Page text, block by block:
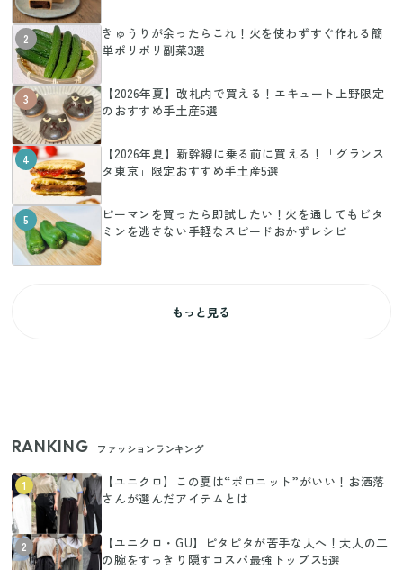
2
きゅうりが余ったらこれ！火を使わずすぐ作れる簡
単ポリポリ副菜3選
3
【2026年夏】改札内で買える！エキュート上野限定
のおすすめ手土産5選
4
【2026年夏】新幹線に乗る前に買える！「グランス
タ東京」限定おすすめ手土産5選
5
ピーマンを買ったら即試したい！火を通してもビタ
ミンを逃さない手軽なスピードおかずレシピ
もっと見る
RANKING ファッションランキング
1
【ユニクロ】この夏は“ポロニット”がいい！お洒落
さんが選んだアイテムとは
2
【ユニクロ・GU】ピタピタが苦手な人へ！大人の二
の腕をすっきり隠すコスパ最強トップス5選